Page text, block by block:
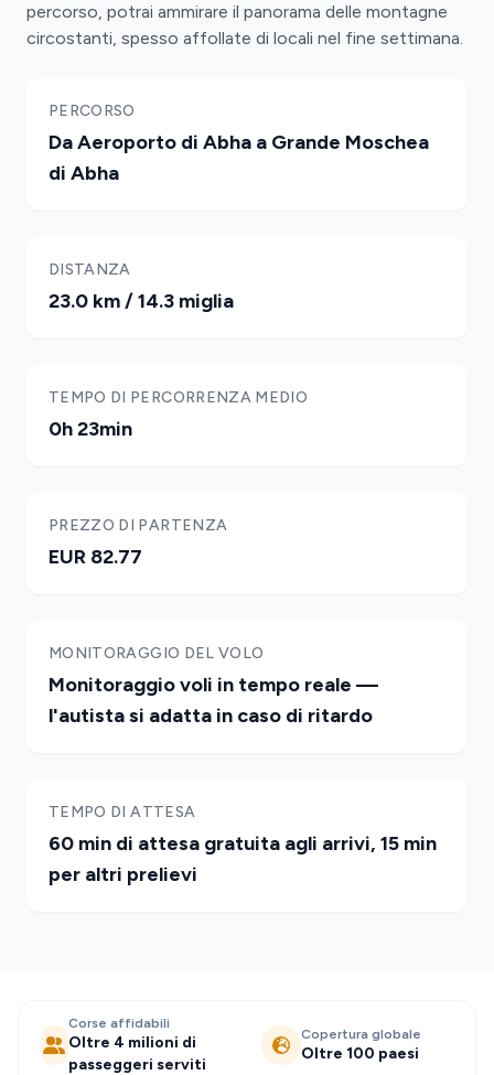
percorso, potrai ammirare il panorama delle montagne
circostanti, spesso affollate di locali nel fine settimana.
PERCORSO
Da Aeroporto di Abha a Grande Moschea
di Abha
DISTANZA
23.0 km / 14.3 miglia
TEMPO DI PERCORRENZA MEDIO
0h 23min
PREZZO DI PARTENZA
EUR 82.77
MONITORAGGIO DEL VOLO
Monitoraggio voli in tempo reale —
l'autista si adatta in caso di ritardo
TEMPO DI ATTESA
60 min di attesa gratuita agli arrivi, 15 min
per altri prelievi
Corse affidabili
Oltre 4 milioni di
passeggeri serviti
Copertura globale
Oltre 100 paesi